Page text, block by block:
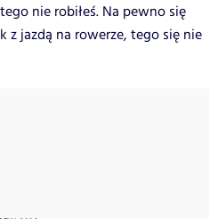
nie robiłeś. Na pewno się
z jazdą na rowerze, tego się nie